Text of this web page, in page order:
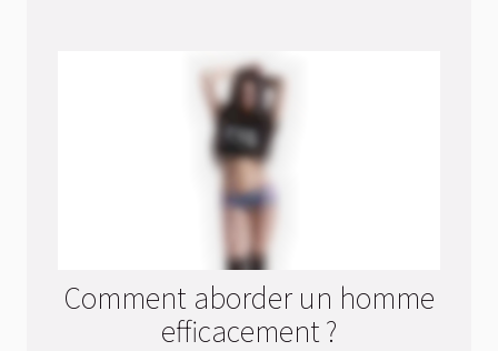
Comment aborder un homme
efficacement ?